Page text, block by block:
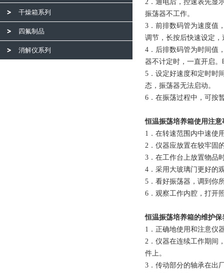
干燥箱系列
四氟制品
消解仪系列
2 ．通电后，控速表先显
振荡器不工作。
3 ．前排数码管为速度
调节，长按后快速设定
4 ．后排数码管为时间
器不计定时，一直开启
5 ．设定好速度和定时时
态，振荡器无法启动。
6 ．在振荡过程中，可按
恒温振荡培养箱使用注意
1 ．在转速范围内中速使
2 ．仪器应放置在较牢固
3 ．在工作台上放置物品
4 ．采用大玻璃门更好的
5 ．看好振荡器，调到你
6 ．观察工作内腔，打开
恒温振荡培养箱的维护保
1 ．正确地使用和注意仪
2 ．仪器在连续工作期间
件上。
3 ．传动部分的轴承在出